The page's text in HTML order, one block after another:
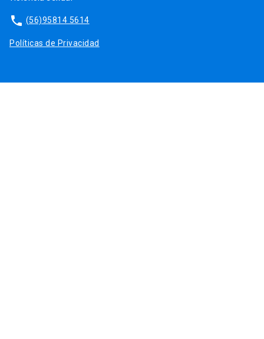
phone (56)95814 5614
Políticas de Privacidad